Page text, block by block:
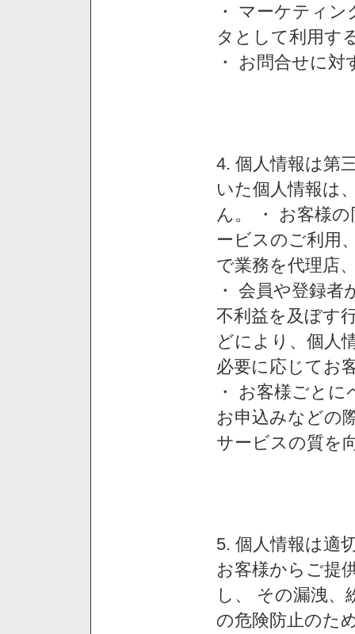
・ マーケティ
タとして利用す
・ お問合せに
4. 個人情報は第
いた個人情報は
ん。 ・ お客様
ービスのご利用
で業務を代理店
・ 会員や登録
不利益を及ぼす
どにより、個人
必要に応じてお
・ お客様ごと
お申込みなどの
サービスの質を
5. 個人情報は適
お客様からご提
し、 その漏洩、
の危険防止のた